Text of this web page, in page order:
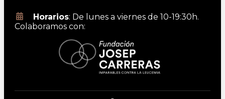
Horarios: De lunes a viernes de 10-19:30h.
Colaboramos con: